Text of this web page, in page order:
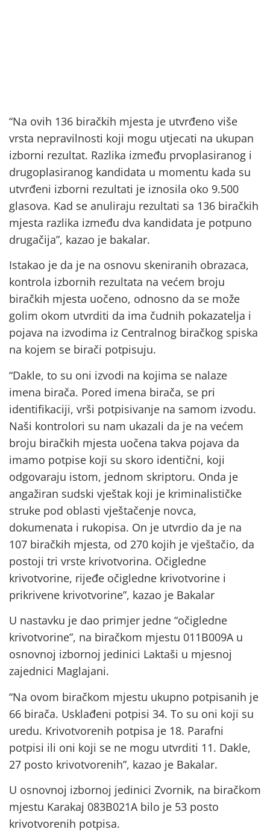
“Na ovih 136 biračkih mjesta je utvrđeno više
vrsta nepravilnosti koji mogu utjecati na ukupan
izborni rezultat. Razlika između prvoplasiranog i
drugoplasiranog kandidata u momentu kada su
utvrđeni izborni rezultati je iznosila oko 9.500
glasova. Kad se anuliraju rezultati sa 136 biračkih
mjesta razlika između dva kandidata je potpuno
drugačija”, kazao je bakalar.
Istakao je da je na osnovu skeniranih obrazaca,
kontrola izbornih rezultata na većem broju
biračkih mjesta uočeno, odnosno da se može
golim okom utvrditi da ima čudnih pokazatelja i
pojava na izvodima iz Centralnog biračkog spiska
na kojem se birači potpisuju.
“Dakle, to su oni izvodi na kojima se nalaze
imena birača. Pored imena birača, se pri
identifikaciji, vrši potpisivanje na samom izvodu.
Naši kontrolori su nam ukazali da je na većem
broju biračkih mjesta uočena takva pojava da
imamo potpise koji su skoro identični, koji
odgovaraju istom, jednom skriptoru. Onda je
angažiran sudski vještak koji je kriminalističke
struke pod oblasti vještačenje novca,
dokumenata i rukopisa. On je utvrdio da je na
107 biračkih mjesta, od 270 kojih je vještačio, da
postoji tri vrste krivotvorina. Očigledne
krivotvorine, rijeđe očigledne krivotvorine i
prikrivene krivotvorine”, kazao je Bakalar
U nastavku je dao primjer jedne “očigledne
krivotvorine”, na biračkom mjestu 011B009A u
osnovnoj izbornoj jedinici Laktaši u mjesnoj
zajednici Maglajani.
“Na ovom biračkom mjestu ukupno potpisanih je
66 birača. Usklađeni potpisi 34. To su oni koji su
uredu. Krivotvorenih potpisa je 18. Parafni
potpisi ili oni koji se ne mogu utvrditi 11. Dakle,
27 posto krivotvorenih”, kazao je Bakalar.
U osnovnoj izbornoj jedinici Zvornik, na biračkom
mjestu Karakaj 083B021A bilo je 53 posto
krivotvorenih potpisa.